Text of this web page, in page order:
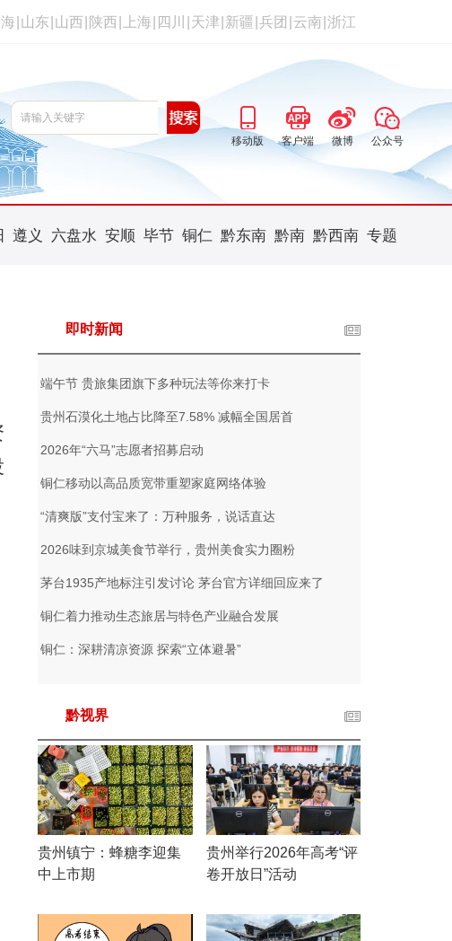
山东 山西 陕西 上海 四川 天津 新疆 兵团 云南 浙江
移动版 客户端 微博 公众号
遵义 六盘水 安顺 毕节 铜仁 黔东南 黔南 黔西南 专题
即时新闻
端午节 贵旅集团旗下多种玩法等你来打卡
贵州石漠化土地占比降至7.58% 减幅全国居首
2026年“六马”志愿者招募启动
铜仁移动以高品质宽带重塑家庭网络体验
“清爽版”支付宝来了：万种服务，说话直达
2026味到京城美食节举行，贵州美食实力圈粉
茅台1935产地标注引发讨论 茅台官方详细回应来了
铜仁着力推动生态旅居与特色产业融合发展
铜仁：深耕清凉资源 探索“立体避暑”
黔视界
贵州镇宁：蜂糖李迎集
中上市期
贵州举行2026年高考“评
卷开放日”活动